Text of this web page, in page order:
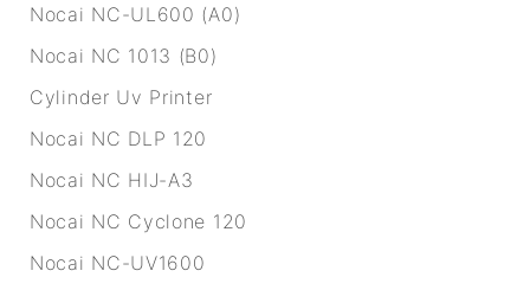
Nocai NC-UL600 (A0)
Nocai NC 1013 (B0)
Cylinder Uv Printer
Nocai NC DLP 120
Nocai NC HIJ-A3
Nocai NC Cyclone 120
Nocai NC-UV1600